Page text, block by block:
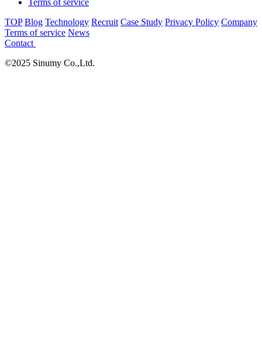
Terms of service
TOP Blog Technology Recruit Case Study Privacy Policy Company
Terms of service News
Contact
©2025 Sinumy Co.,Ltd.